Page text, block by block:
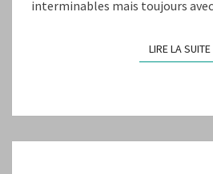
interminables mais toujours
LIRE LA SUITE